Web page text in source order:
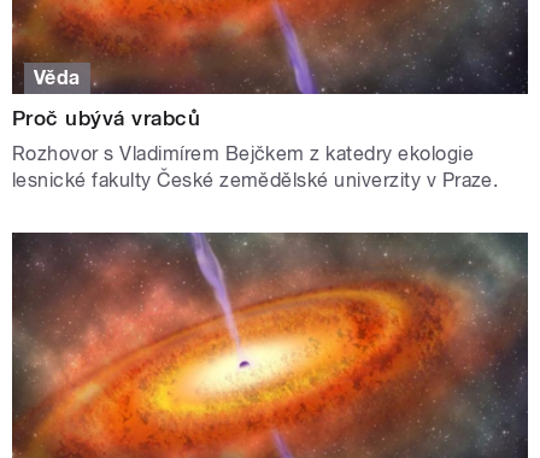
Věda
Proč ubývá vrabců
Rozhovor s Vladimírem Bejčkem z katedry ekologie
lesnické fakulty České zemědělské univerzity v Praze.